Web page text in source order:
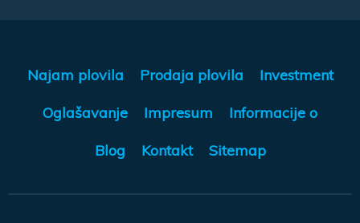
Najam plovila Prodaja plovila Investment
Oglašavanje Impresum Informacije o
Blog Kontakt Sitemap